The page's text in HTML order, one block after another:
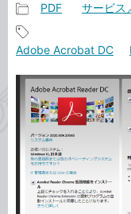
カ
テ
ゴ
リ
PDF サービス
記
タ
グ
Adobe Acrobat DC